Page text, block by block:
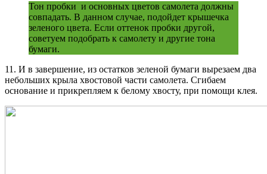
Тон пробки и основных цветов самолета должны
совпадать. В данном случае, подойдет крышечка
зеленого цвета. Если оттенок пробки другой,
советуем подобрать к самолету и другие тона
бумаги.
11. И в завершение, из остатков зеленой бумаги вырезаем два
небольших крыла хвостовой части самолета. Сгибаем
основание и прикрепляем к белому хвосту, при помощи клея.